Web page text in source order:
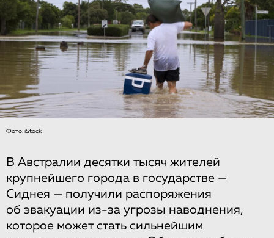
Фото: iStock
В Австралии десятки тысяч жителей
крупнейшего города в государстве —
Сиднея — получили распоряжения
об эвакуации из-за угрозы наводнения,
которое может стать сильнейшим